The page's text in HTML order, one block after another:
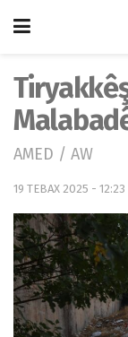
AMED / AW
19 TEBAX 2025 - 12:23